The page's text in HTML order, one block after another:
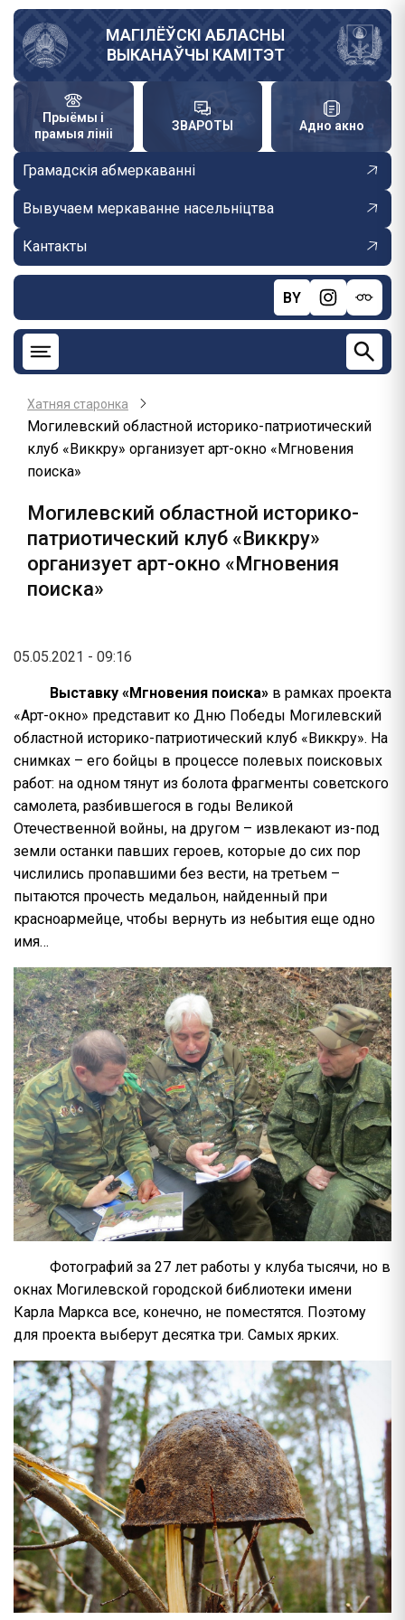
Skip
main
content
МАГІЛЁЎСКІ АБЛАСНЫ
ВЫКАНАЎЧЫ КАМІТЭТ
Прыёмы і
прамыя лініі
ЗВАРОТЫ Адно акно
Грамадскія абмеркаванні
Вывучаем меркаванне насельніцтва
Кантакты
BY
Хатняя старонка
Могилевский областной историко-патриотический
клуб «Виккру» организует арт-окно «Мгновения
поиска»
Могилевский областной историко-
патриотический клуб «Виккру»
организует арт-окно «Мгновения
поиска»
05.05.2021 - 09:16
Выставку «Мгновения поиска» в рамках проекта
«Арт-окно» представит ко Дню Победы Могилевский
областной историко-патриотический клуб «Виккру». На
снимках – его бойцы в процессе полевых поисковых
работ: на одном тянут из болота фрагменты советского
самолета, разбившегося в годы Великой
Отечественной войны, на другом – извлекают из-под
земли останки павших героев, которые до сих пор
числились пропавшими без вести, на третьем –
пытаются прочесть медальон, найденный при
красноармейце, чтобы вернуть из небытия еще одно
имя…
Фотографий за 27 лет работы у клуба тысячи, но в
окнах Могилевской городской библиотеки имени
Карла Маркса все, конечно, не поместятся. Поэтому
для проекта выберут десятка три. Самых ярких.